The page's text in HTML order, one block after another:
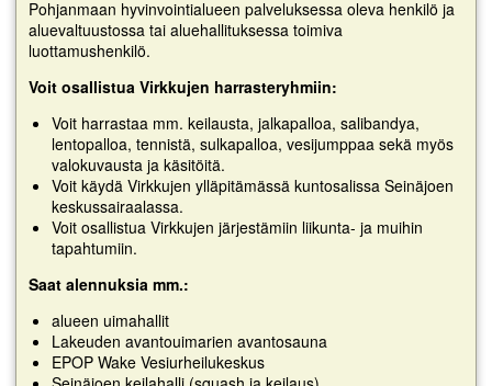
Pohjanmaan hyvinvointialueen palveluksessa oleva henkilö ja
aluevaltuustossa tai aluehallituksessa toimiva
luottamushenkilö.
Voit osallistua Virkkujen harrasteryhmiin:
Voit harrastaa mm. keilausta, jalkapalloa, salibandya,
lentopalloa, tennistä, sulkapalloa, vesijumppaa sekä myös
valokuvausta ja käsitöitä.
Voit käydä Virkkujen ylläpitämässä kuntosalissa Seinäjoen
keskussairaalassa.
Voit osallistua Virkkujen järjestämiin liikunta- ja muihin
tapahtumiin.
Saat alennuksia mm.:
alueen uimahallit
Lakeuden avantouimarien avantosauna
EPOP Wake Vesiurheilukeskus